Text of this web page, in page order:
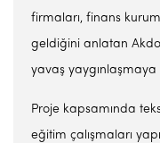
firmaları, finans
geldiğini anlatan
yavaş yaygınlaşmaya
Proje kapsamında
eğitim çalışmaları